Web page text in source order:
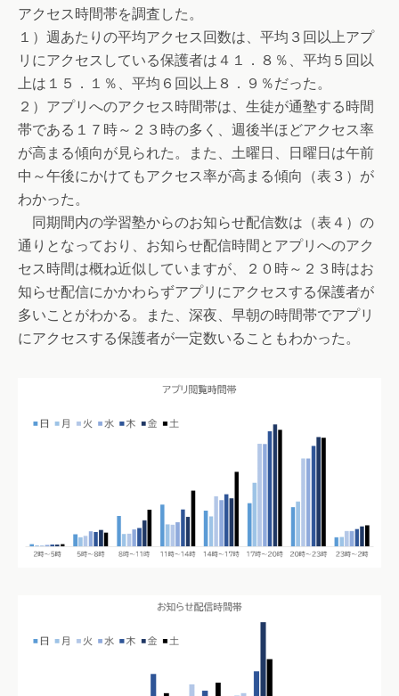
アクセス時間帯を調査した。
１）週あたりの平均アクセス回数は、平均３回以上アプ
リにアクセスしている保護者は４１．８％、平均５回以
上は１５．１％、平均６回以上８．９％だった。
２）アプリへのアクセス時間帯は、生徒が通塾する時間
帯である１７時～２３時の多く、週後半ほどアクセス率
が高まる傾向が見られた。また、土曜日、日曜日は午前
中～午後にかけてもアクセス率が高まる傾向（表３）が
わかった。
同期間内の学習塾からのお知らせ配信数は（表４）の
通りとなっており、お知らせ配信時間とアプリへのアク
セス時間は概ね近似していますが、２０時～２３時はお
知らせ配信にかかわらずアプリにアクセスする保護者が
多いことがわかる。また、深夜、早朝の時間帯でアプリ
にアクセスする保護者が一定数いることもわかった。